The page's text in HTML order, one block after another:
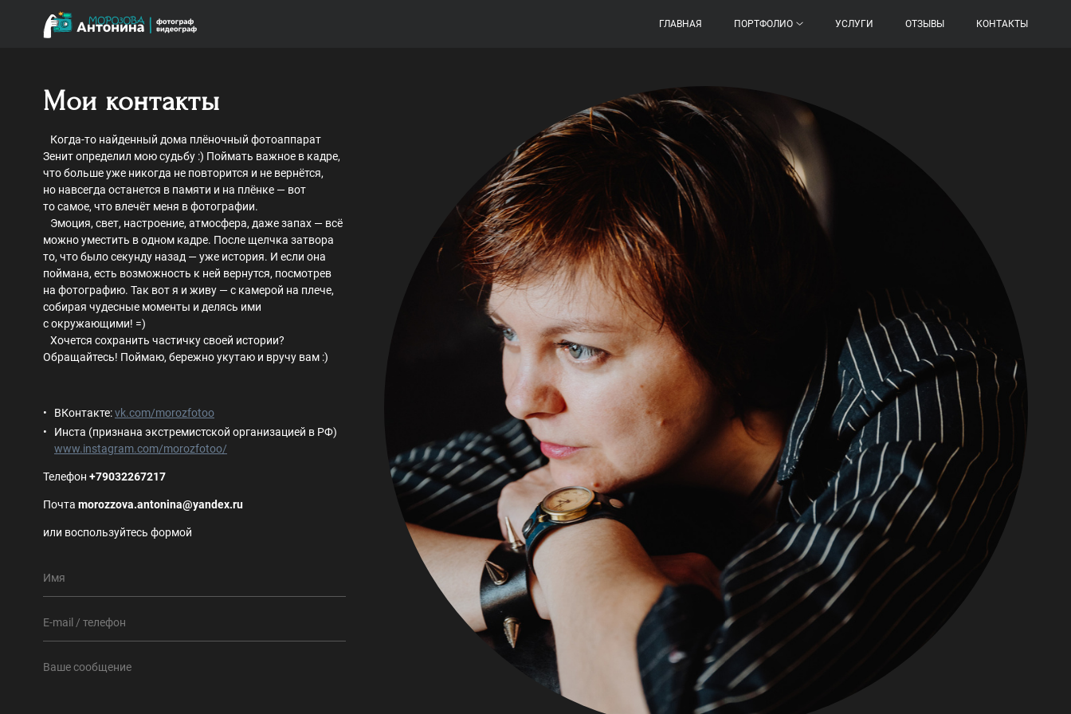
ГЛАВНАЯ ПОРТФОЛИО УСЛУГИ ОТЗЫВЫ КОНТАКТЫ
Мои контакты
Когда-то найденный дома плёночный фотоаппарат
Зенит определил мою судьбу :) Поймать важное в кадре,
что больше уже никогда не повторится и не вернётся,
но навсегда останется в памяти и на плёнке — вот
то самое, что влечёт меня в фотографии.
Эмоция, свет, настроение, атмосфера, даже запах — всё
можно уместить в одном кадре. После щелчка затвора
то, что было секунду назад — уже история. И если она
поймана, есть возможность к ней вернутся, посмотрев
на фотографию. Так вот я и живу — с камерой на плече,
собирая чудесные моменты и делясь ими
с окружающими! =)
Хочется сохранить частичку своей истории?
Обращайтесь! Поймаю, бережно укутаю и вручу вам :)
ВКонтакте:vk.com/morozfotoo
Инста (признана экстремистской организацией в РФ)
www.instagram.com/morozfotoo/
Телефон +79032267217
Почта morozzova.antonina@yandex.ru
или воспользуйтесь формой